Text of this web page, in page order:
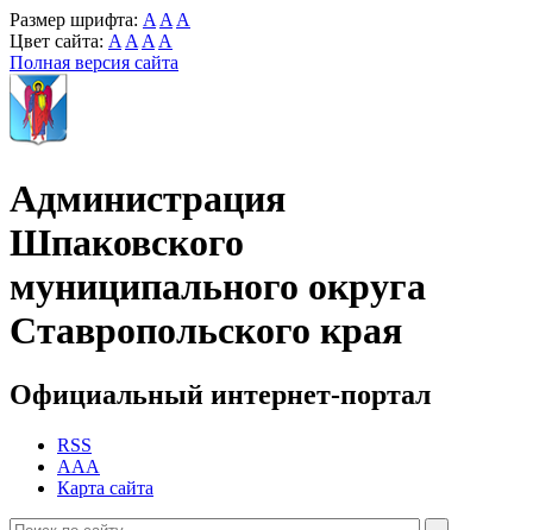
Размер шрифта: A A A
Цвет сайта: A A A A
Полная версия сайта
Администрация
Шпаковского
муниципального округа
Ставропольского края
Официальный интернет-портал
RSS
AAA
Карта сайта